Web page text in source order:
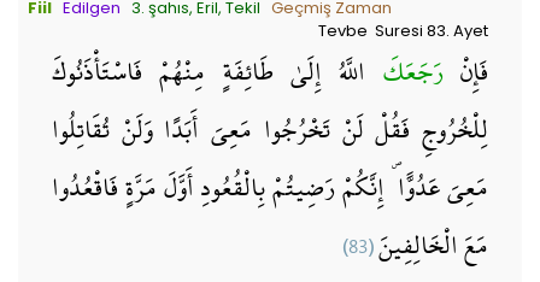
Fiil Edilgen 3. şahıs, Eril, Tekil Geçmiş Zaman
Tevbe Suresi 83. Ayet
فَإِنْ رَجَعَكَ اللَّهُ إِلَىٰ طَائِفَةٍ مِنْهُمْ فَاسْتَأْذَنُوكَ
لِلْخُرُوجِ فَقُلْ لَنْ تَخْرُجُوا مَعِيَ أَبَدًا وَلَنْ تُقَاتِلُوا
مَعِيَ عَدُوًّا ۖ إِنَّكُمْ رَضِيتُمْ بِالْقُعُودِ أَوَّلَ مَرَّةٍ فَاقْعُدُوا
مَعَ الْخَالِفِينَ(83)